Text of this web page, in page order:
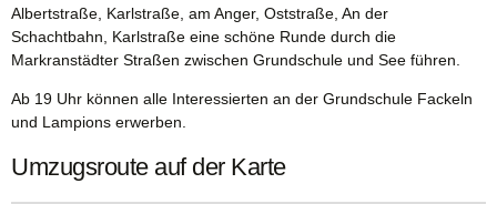
Albertstraße, Karlstraße, am Anger, Oststraße, An der
Schachtbahn, Karlstraße eine schöne Runde durch die
Markranstädter Straßen zwischen Grundschule und See führen.
Ab 19 Uhr können alle Interessierten an der Grundschule Fackeln
und Lampions erwerben.
Umzugsroute auf der Karte